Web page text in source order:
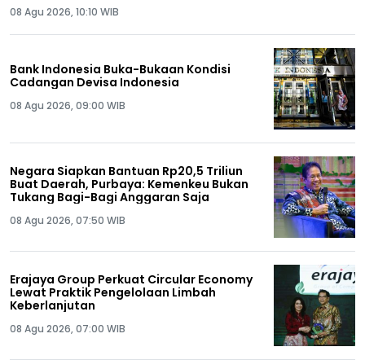
08 Agu 2026, 10:10 WIB
Bank Indonesia Buka-Bukaan Kondisi
Cadangan Devisa Indonesia
08 Agu 2026, 09:00 WIB
Negara Siapkan Bantuan Rp20,5 Triliun
Buat Daerah, Purbaya: Kemenkeu Bukan
Tukang Bagi-Bagi Anggaran Saja
08 Agu 2026, 07:50 WIB
Erajaya Group Perkuat Circular Economy
Lewat Praktik Pengelolaan Limbah
Keberlanjutan
08 Agu 2026, 07:00 WIB